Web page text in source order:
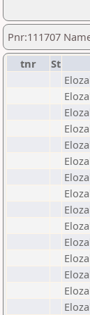
Pnr:111707
tnr
St